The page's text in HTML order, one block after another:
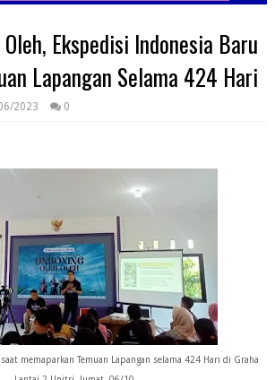
Ekspedisi Indonesia Baru
Lapangan Selama 424 Hari
2023 0
memaparkan Temuan Lapangan selama 424 Hari di Graha